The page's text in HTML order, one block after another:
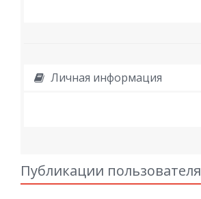
Личная информация
Публикации пользователя